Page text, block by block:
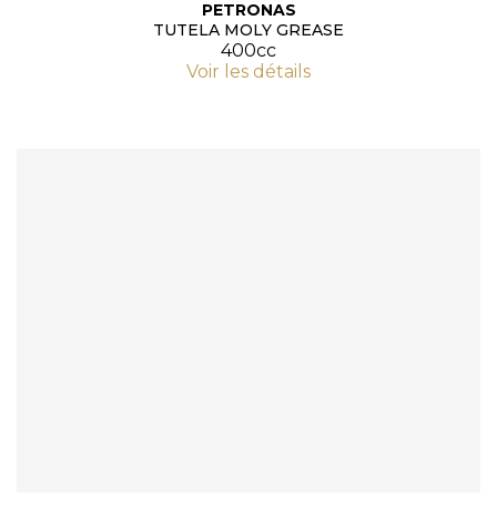
PETRONAS
TUTELA MOLY GREASE
400cc
Voir les détails